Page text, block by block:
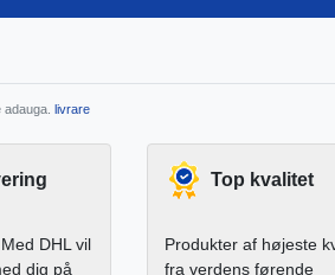
livrare
DHL vil
dig på
Top kvalitet
Produkter af højeste
fra verdens førende